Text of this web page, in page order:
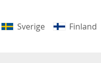
Sverige Finland